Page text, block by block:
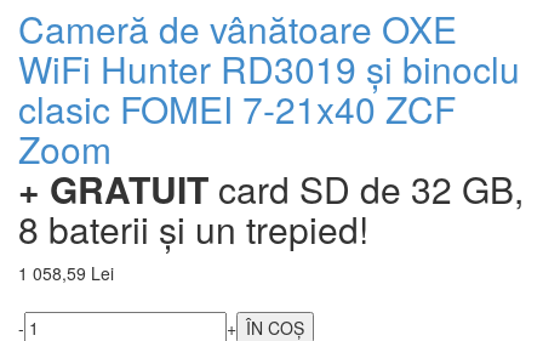
Cameră de vânătoare OXE
WiFi Hunter RD3019 și binoclu
clasic FOMEI 7-21x40 ZCF
Zoom
+ GRATUIT card SD de 32 GB,
8 baterii și un trepied!
1 058,59 Lei
-
+